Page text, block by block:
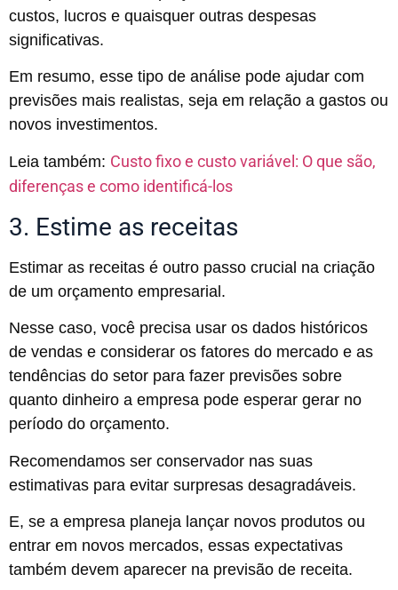
custos, lucros e quaisquer outras despesas
significativas.
Em resumo, esse tipo de análise pode ajudar com
previsões mais realistas, seja em relação a gastos ou
novos investimentos.
Leia também: Custo fixo e custo variável: O que são,
diferenças e como identificá-los
3. Estime as receitas
Estimar as receitas é outro passo crucial na criação
de um orçamento empresarial.
Nesse caso, você precisa usar os dados históricos
de vendas e considerar os fatores do mercado e as
tendências do setor para fazer previsões sobre
quanto dinheiro a empresa pode esperar gerar no
período do orçamento.
Recomendamos ser conservador nas suas
estimativas para evitar surpresas desagradáveis.
E, se a empresa planeja lançar novos produtos ou
entrar em novos mercados, essas expectativas
também devem aparecer na previsão de receita.